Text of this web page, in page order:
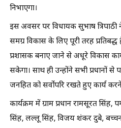
निभाएगा।
इस अवसर पर विधायक सुभाष त्रिपाठी
समग्र विकास के लिए पूरी तरह प्रतिबद्ध
प्रशासक बनाए जाने से अधूरे विकास
सकेगा। साथ ही उन्होंने सभी प्रधानों से
जनहित को सर्वोपरि रखते हुए कार्य
कार्यक्रम में ग्राम प्रधान रामसूरत सिंह,
सिंह, लल्लू सिंह, विजय शंकर दुबे,